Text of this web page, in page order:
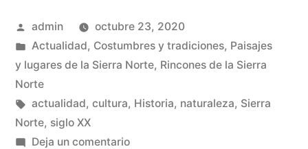
Publicado
por
admin
octubre 23, 2020
Publicado
en
Actualidad, Costumbres y tradiciones, Paisajes
y lugares de la Sierra Norte, Rincones de la Sierra
Norte
Etiquetas:
actualidad, cultura, Historia, naturaleza, Sierra
Norte, siglo XX
Deja un comentarioen